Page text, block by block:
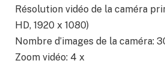
Résolution vidéo de la caméra
HD, 1920 x 1080)
Nombre d’images de la caméra:
Zoom vidéo: 4 x